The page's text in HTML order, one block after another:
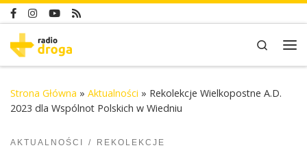
Skip to content
Search
Strona Główna » Aktualności » Rekolekcje Wielkopostne A.D.
2023 dla Wspólnot Polskich w Wiedniu
AKTUALNOŚCI REKOLEKCJE